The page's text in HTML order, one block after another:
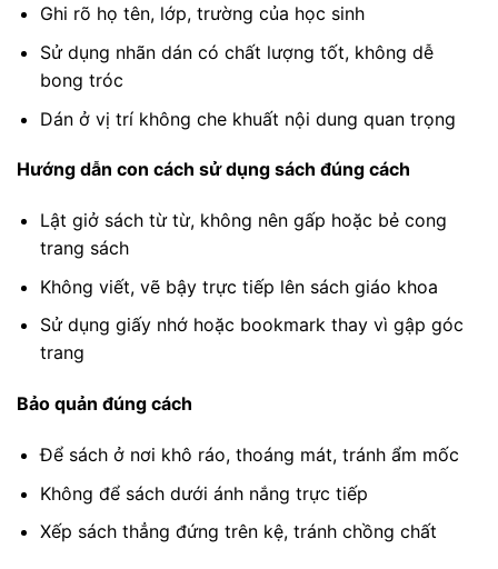
Ghi rõ họ tên, lớp, trường của học sinh
Sử dụng nhãn dán có chất lượng tốt, không dễ
bong tróc
Dán ở vị trí không che khuất nội dung quan trọng
Hướng dẫn con cách sử dụng sách đúng cách
Lật giở sách từ từ, không nên gấp hoặc bẻ cong
trang sách
Không viết, vẽ bậy trực tiếp lên sách giáo khoa
Sử dụng giấy nhớ hoặc bookmark thay vì gập góc
trang
Bảo quản đúng cách
Để sách ở nơi khô ráo, thoáng mát, tránh ẩm mốc
Không để sách dưới ánh nắng trực tiếp
Xếp sách thẳng đứng trên kệ, tránh chồng chất